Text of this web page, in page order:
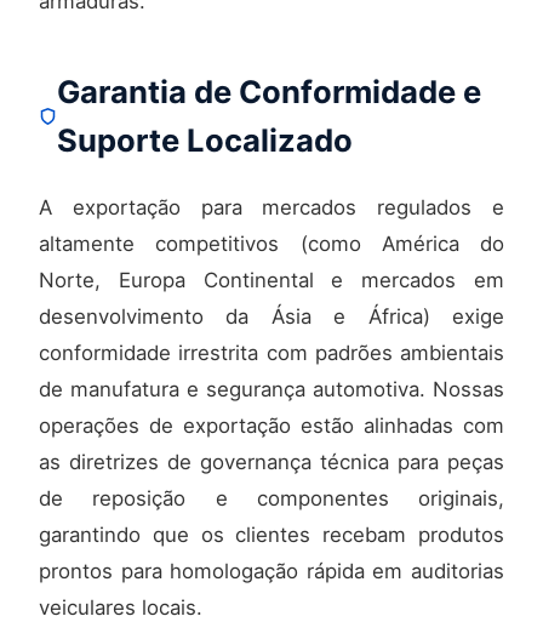
Garantia de Conformidade e
Suporte Localizado
A exportação para mercados regulados e
altamente competitivos (como América do
Norte, Europa Continental e mercados em
desenvolvimento da Ásia e África) exige
conformidade irrestrita com padrões ambientais
de manufatura e segurança automotiva. Nossas
operações de exportação estão alinhadas com
as diretrizes de governança técnica para peças
de reposição e componentes originais,
garantindo que os clientes recebam produtos
prontos para homologação rápida em auditorias
veiculares locais.